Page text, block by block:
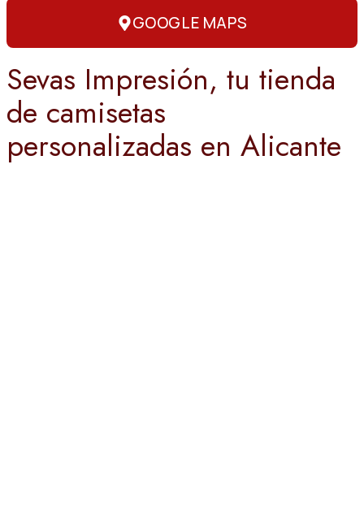
GOOGLE MAPS
Sevas Impresión, tu tienda
de camisetas
personalizadas en Alicante